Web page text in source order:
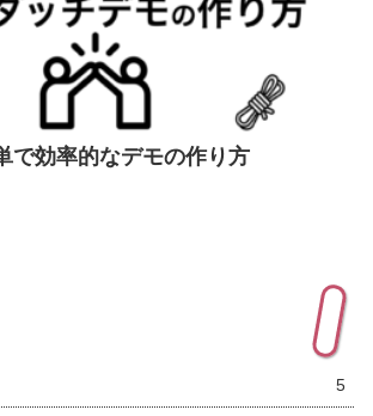
で効率的なデモの作り方
5